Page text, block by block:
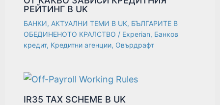
РЕЙТИНГ В UK
БАНКИ, АКТУАЛНИ ТЕМИ В UK, БЪЛГАРИТЕ В
ОБЕДИНЕНОТО КРАЛСТВО / Experian, Банков
кредит, Кредитни агенции, Овърдрафт
IR35 TAX SCHEME В UK